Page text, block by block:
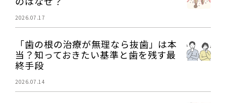
2026.07.17
「歯の根の治療が無理なら抜歯」は本
当？知っておきたい基準と歯を残す最
終手段
2026.07.14